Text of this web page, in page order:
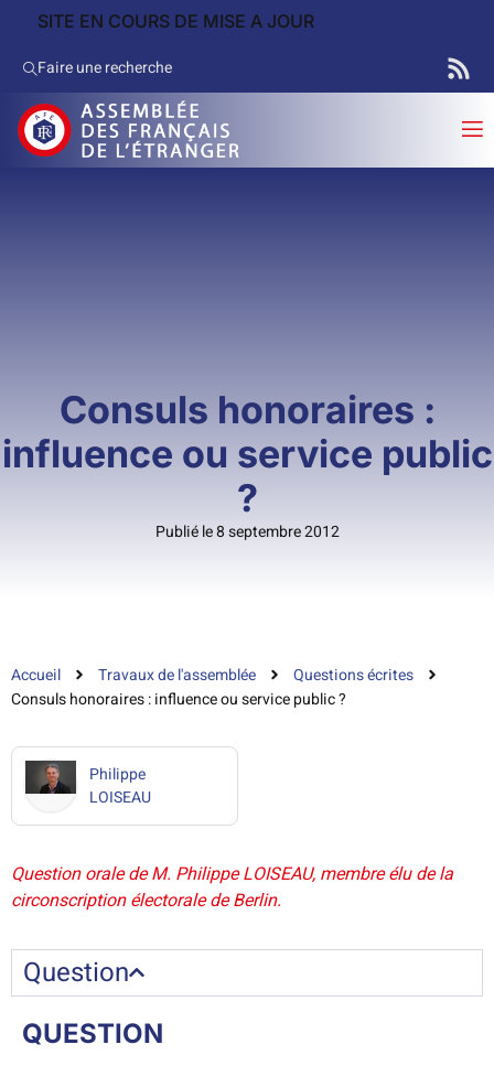
SITE EN COURS DE MISE A JOUR
Faire une recherche
Consuls honoraires :
influence ou service public
?
Publié le 8 septembre 2012
Accueil Travaux de l'assemblée
Questions écrites
Consuls honoraires : influence ou service public ?
Philippe
LOISEAU
Question orale de M. Philippe LOISEAU, membre élu de la
circonscription électorale de Berlin.
Question
QUESTION